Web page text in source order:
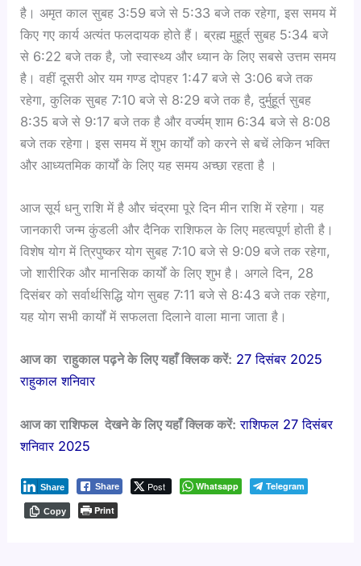
है। अमृत काल सुबह 3:59 बजे से 5:33 बजे तक रहेगा, इस समय में
किए गए कार्य अत्यंत फलदायक होते हैं। ब्रह्म मुहूर्त सुबह 5:34 बजे
से 6:22 बजे तक है, जो स्वास्थ्य और ध्यान के लिए सबसे उत्तम समय
है। वहीं दूसरी ओर यम गण्ड दोपहर 1:47 बजे से 3:06 बजे तक
रहेगा, कुलिक सुबह 7:10 बजे से 8:29 बजे तक है, दुर्मुहूर्त सुबह
8:35 बजे से 9:17 बजे तक है और वर्ज्यम् शाम 6:34 बजे से 8:08
बजे तक रहेगा। इस समय में शुभ कार्यों को करने से बचें लेकिन भक्ति
और आध्यतमिक कार्यों के लिए यह समय अच्छा रहता है ।
आज सूर्य धनु राशि में है और चंद्रमा पूरे दिन मीन राशि में रहेगा। यह
जानकारी जन्म कुंडली और दैनिक राशिफल के लिए महत्वपूर्ण होती है।
विशेष योग में त्रिपुष्कर योग सुबह 7:10 बजे से 9:09 बजे तक रहेगा,
जो शारीरिक और मानसिक कार्यों के लिए शुभ है। अगले दिन, 28
दिसंबर को सर्वार्थसिद्धि योग सुबह 7:11 बजे से 8:43 बजे तक रहेगा,
यह योग सभी कार्यों में सफलता दिलाने वाला माना जाता है।
आज का राहुकाल पढ़ने के लिए यहाँ क्लिक करें: 27 दिसंबर 2025
राहुकाल शनिवार
आज का राशिफल देखने के लिए यहाँ क्लिक करें: राशिफल 27 दिसंबर
शनिवार 2025
Share Post
Share Whatsapp Telegram
Copy Print